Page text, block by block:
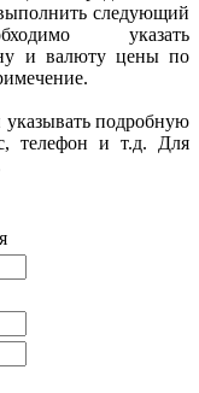
следующий
указать
и валюту цены по
подробную
телефон и т.д. Для